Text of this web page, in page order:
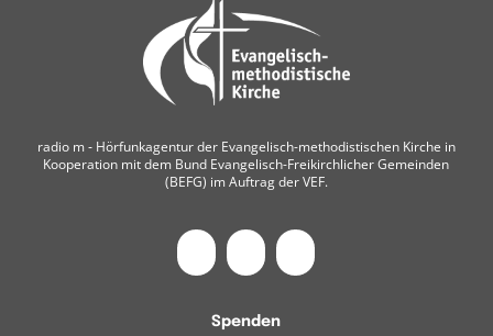
radio m ‐ Hörfunkagentur der Evangelisch-methodistischen Kirche in
Kooperation mit dem Bund Evangelisch-Freikirchlicher Gemeinden
(BEFG) im Auftrag der VEF.
Spenden